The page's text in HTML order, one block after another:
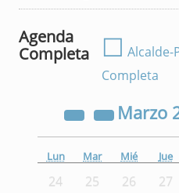
Agenda
Completa
☐ Alcalde-
Completa
Marzo
Lun Mar Mié Jue
24 25 26 27